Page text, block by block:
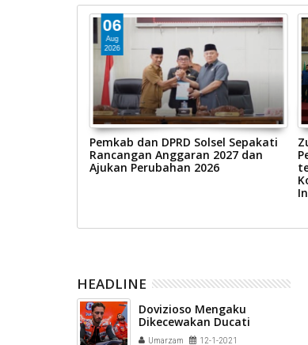
06
Aug
2026
Pemkab dan DPRD Solsel Sepakati
Rancangan Anggaran 2027 dan
Ajukan Perubahan 2026
HEADLINE
Dovizioso Mengaku
Dikecewakan Ducati
karena Hal Ini
Umarzam 12-1-2021